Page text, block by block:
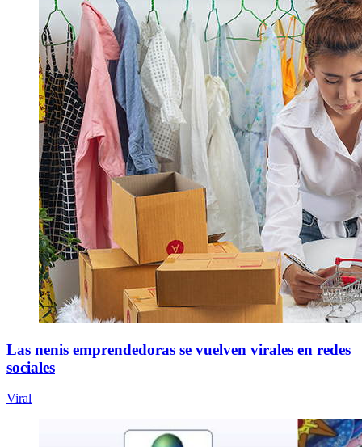
Las nenis emprendedoras se vuelven virales en redes
sociales
Viral